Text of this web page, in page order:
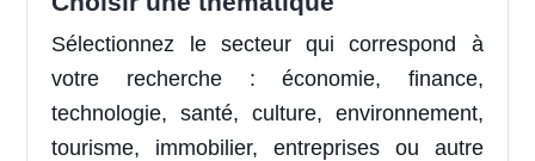
Sélectionnez le secteur qui correspond à
votre recherche : économie, finance,
technologie, santé, culture, environnement,
tourisme, immobilier, entreprises ou autre